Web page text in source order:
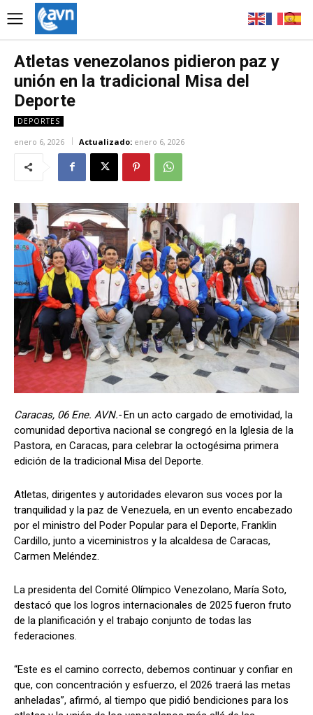
Atletas venezolanos pidieron paz y
unión en la tradicional Misa del
Deporte
DEPORTES
enero 6, 2026 Actualizado: enero 6, 2026
Caracas, 06 Ene. AVN.-En un acto cargado de emotividad, la
comunidad deportiva nacional se congregó en la Iglesia de la
Pastora, en Caracas, para celebrar la octogésima primera
edición de la tradicional Misa del Deporte.
Atletas, dirigentes y autoridades elevaron sus voces por la
tranquilidad y la paz de Venezuela, en un evento encabezado
por el ministro del Poder Popular para el Deporte, Franklin
Cardillo, junto a viceministros y la alcaldesa de Caracas,
Carmen Meléndez.
La presidenta del Comité Olímpico Venezolano, María Soto,
destacó que los logros internacionales de 2025 fueron fruto
de la planificación y el trabajo conjunto de todas las
federaciones.
“Este es el camino correcto, debemos continuar y confiar en
que, con concentración y esfuerzo, el 2026 traerá las metas
anheladas”, afirmó, al tiempo que pidió bendiciones para los